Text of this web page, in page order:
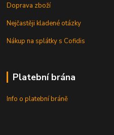
Doprava zboží
Nejčastěji kladené otázky
Nákup na splátky s Cofidis
Platební brána
Info o platební bráně